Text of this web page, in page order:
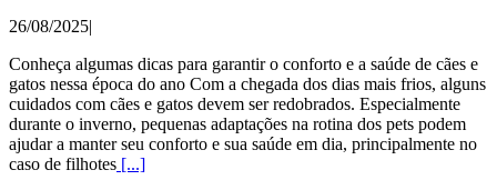
26/08/2025|
Conheça algumas dicas para garantir o conforto e a saúde de cães e
gatos nessa época do ano Com a chegada dos dias mais frios, alguns
cuidados com cães e gatos devem ser redobrados. Especialmente
durante o inverno, pequenas adaptações na rotina dos pets podem
ajudar a manter seu conforto e sua saúde em dia, principalmente no
caso de filhotes [...]